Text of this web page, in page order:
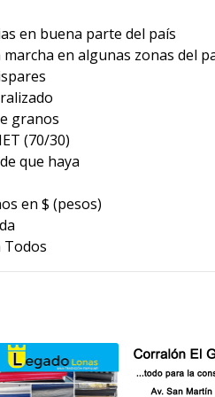
en buena parte del país
en algunas zonas del
granos
(70/30)
que haya
en $ (pesos)
Todos